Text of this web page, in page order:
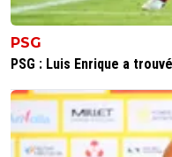
PSG
PSG : Luis Enrique a